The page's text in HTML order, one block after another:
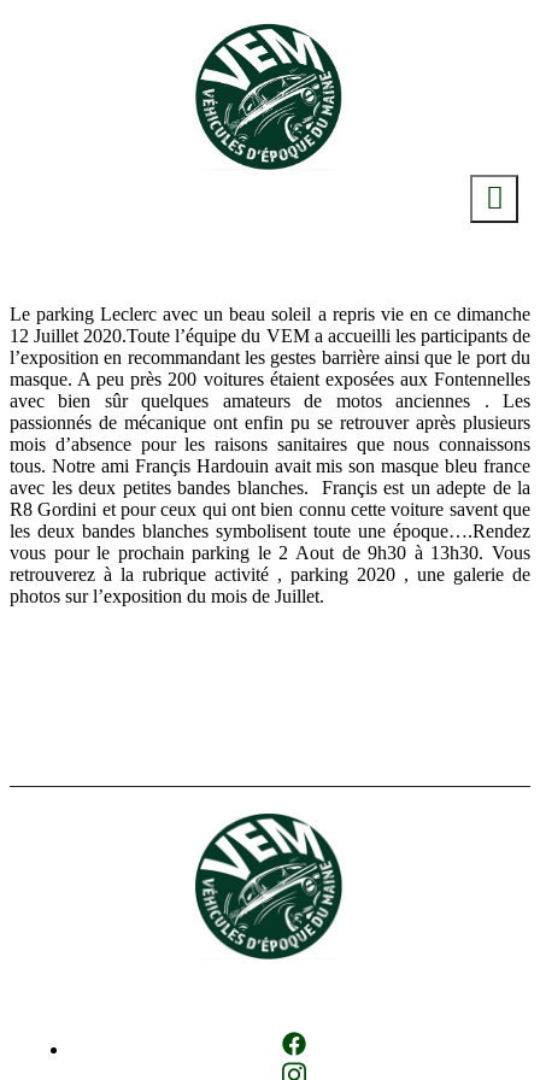
Le parking Leclerc avec un beau soleil a repris vie en ce dimanche
12 Juillet 2020.Toute l’équipe du VEM a accueilli les participants de
l’exposition en recommandant les gestes barrière ainsi que le port du
masque. A peu près 200 voitures étaient exposées aux Fontennelles
avec bien sûr quelques amateurs de motos anciennes . Les
passionnés de mécanique ont enfin pu se retrouver après plusieurs
mois d’absence pour les raisons sanitaires que nous connaissons
tous. Notre ami Françis Hardouin avait mis son masque bleu france
avec les deux petites bandes blanches. Françis est un adepte de la
R8 Gordini et pour ceux qui ont bien connu cette voiture savent que
les deux bandes blanches symbolisent toute une époque….Rendez
vous pour le prochain parking le 2 Aout de 9h30 à 13h30. Vous
retrouverez à la rubrique activité , parking 2020 , une galerie de
photos sur l’exposition du mois de Juillet.